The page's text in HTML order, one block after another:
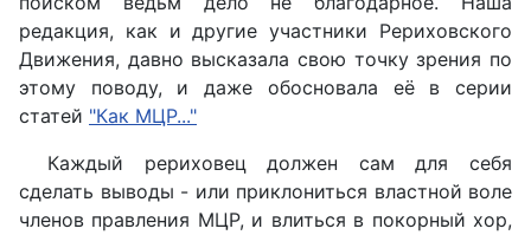
редакция, как и другие участники Рериховского
Движения, давно высказала свою точку зрения по
этому поводу, и даже обосновала её в серии
статей "Как МЦР..."
Каждый рериховец должен сам для себя
сделать выводы - или приклониться властной воле
членов правления МЦР, и влиться в покорный хор,